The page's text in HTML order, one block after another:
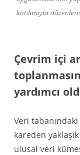
katılımıyla
Çevrim içi
yardımcı
Veri
kareden
ulusal veri